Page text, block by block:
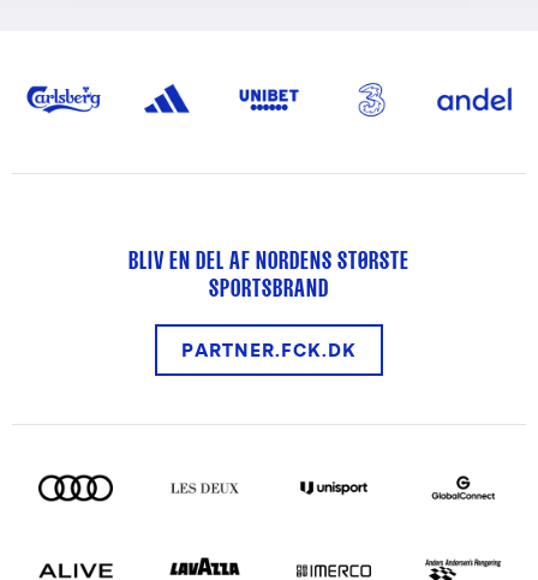
BLIV EN DEL AF NORDENS STØRSTE
SPORTSBRAND
PARTNER.FCK.DK